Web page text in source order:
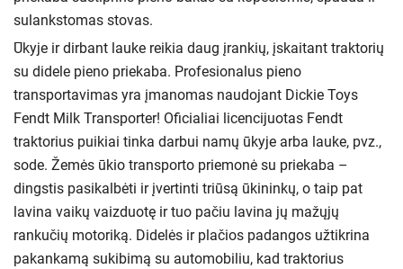
sulankstomas stovas.
Ūkyje ir dirbant lauke reikia daug įrankių, įskaitant traktorių
su didele pieno priekaba. Profesionalus pieno
transportavimas yra įmanomas naudojant Dickie Toys
Fendt Milk Transporter! Oficialiai licencijuotas Fendt
traktorius puikiai tinka darbui namų ūkyje arba lauke, pvz.,
sode. Žemės ūkio transporto priemonė su priekaba –
dingstis pasikalbėti ir įvertinti triūsą ūkininkų, o taip pat
lavina vaikų vaizduotę ir tuo pačiu lavina jų mažųjų
rankučių motoriką. Didelės ir plačios padangos užtikrina
pakankamą sukibimą su automobiliu, kad traktorius